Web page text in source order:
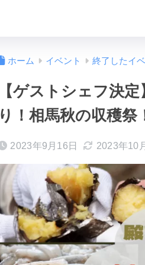
ホーム イベント 終了したイ
【ゲストシェフ決
り！相馬秋の収穫祭
2023年9月16日 2023年10